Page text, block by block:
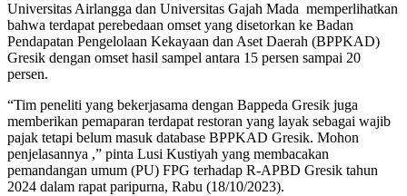
Universitas Airlangga dan Universitas Gajah Mada memperlihatkan
bahwa terdapat perebedaan omset yang disetorkan ke Badan
Pendapatan Pengelolaan Kekayaan dan Aset Daerah (BPPKAD)
Gresik dengan omset hasil sampel antara 15 persen sampai 20
persen.
“Tim peneliti yang bekerjasama dengan Bappeda Gresik juga
memberikan pemaparan terdapat restoran yang layak sebagai wajib
pajak tetapi belum masuk database BPPKAD Gresik. Mohon
penjelasannya ,” pinta Lusi Kustiyah yang membacakan
pemandangan umum (PU) FPG terhadap R-APBD Gresik tahun
2024 dalam rapat paripurna, Rabu (18/10/2023).